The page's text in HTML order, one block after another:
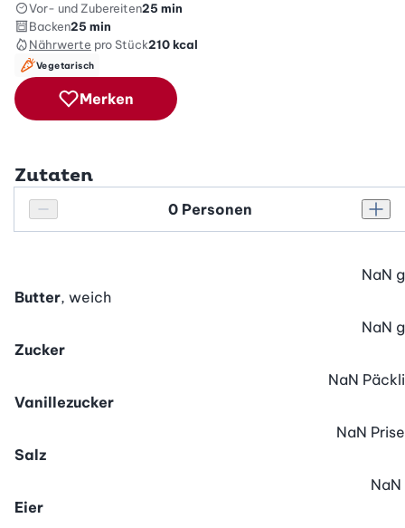
Vor- und Zubereiten25 min
Backen25 min
Nährwerte pro Stück210kcal
Vegetarisch
Merken
Zutaten
Personenanzahl verringern
Personenanzahl
Butter, weich
NaN g
Zucker
NaN g
Vanillezucker
NaN Päckli
Salz
NaN Prise
Eier
NaN